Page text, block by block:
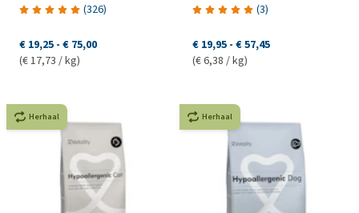
(326)
€ 19,25 - € 75,00
(€ 17,73 / kg)
(3)
€ 19,95 - € 57,45
(€ 6,38 / kg)
Herhaal Herhaal